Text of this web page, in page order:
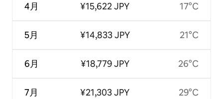
4月
5月
6月
7月
¥15,622 JPY
¥14,833 JPY
¥18,779 JPY
¥21,303 JPY
17°C
21°C
26°C
29°C